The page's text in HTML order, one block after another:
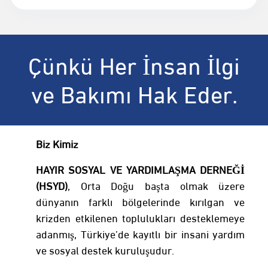
Çünkü Her İnsan İlgi
ve Bakımı Hak Eder.
Biz Kimiz
HAYIR SOSYAL VE YARDIMLAŞMA DERNEĞİ
(HSYD), Orta Doğu başta olmak üzere
dünyanın farklı bölgelerinde kırılgan ve
krizden etkilenen toplulukları desteklemeye
adanmış, Türkiye’de kayıtlı bir insani yardım
ve sosyal destek kuruluşudur.